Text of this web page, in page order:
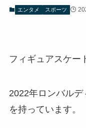
エンタメ スポーツ
フィギュアスケー
2022年ロンバル
を持っています。